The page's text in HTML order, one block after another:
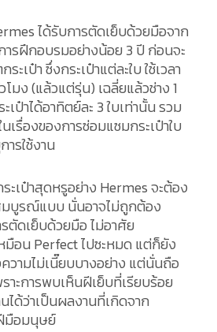
ได้รับการตัดเย็บด้วยมือจาก
รฝึกอบรมอย่างน้อย 3 ปี ก่อนจะ
เป๋า ซึ่งกระเป๋าแต่ละใบ ใช้เวลา
มง (แล้วแต่รุ่น) เฉลี่ยแล้วช่าง 1
เป๋าได้อาทิตย์ละ 3 ใบเท่านั้น รวม
เรื่องของการซ่อมแซมกระเป๋าใบ
รใช้งาน
เป๋าสุดหรูอย่าง Hermes จะต้อง
มบูรณ์แบบ นั่นอาจไม่ถูกต้อง
ตัดเย็บด้วยมือ ไม่อาศัย
มือน Perfect ไปซะหมด แต่ก็ยัง
วามไม่เนี๊ยบบางอย่าง แต่นั่นถือ
ะการพบเห็นฝีเย็บที่เรียบร้อย
ได้ว่าเป็นผลงานที่เกิดจาก
มือมนุษย์